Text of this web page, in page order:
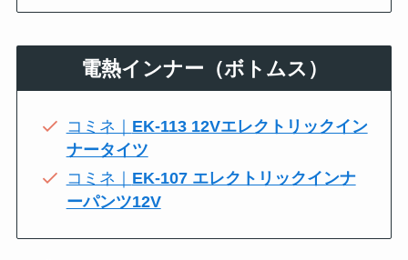
電熱インナー（ボトムス）
コミネ｜ EK-113 12Vエレクトリックイン
ナータイツ
コミネ｜ EK-107 エレクトリックインナ
ーパンツ12V